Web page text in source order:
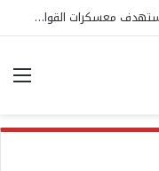
تصعيد عسكري جديد.. مليشيا الحوثي تستهدف معسكرات القوات المسلحة